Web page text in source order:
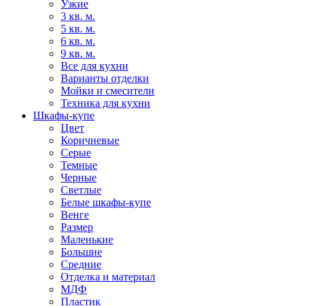
Узкие
3 кв. м.
5 кв. м.
6 кв. м.
9 кв. м.
Все для кухни
Варианты отделки
Мойки и смесители
Техника для кухни
Шкафы-купе
Цвет
Коричневые
Серые
Темные
Черные
Светлые
Белые шкафы-купе
Венге
Размер
Маленькие
Большие
Средние
Отделка и материал
МДФ
Пластик